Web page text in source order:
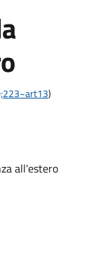
)
all'estero